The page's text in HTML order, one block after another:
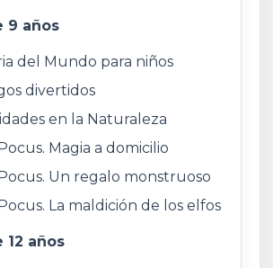
9 años
del Mundo para niños
divertidos
en la Naturaleza
Magia a domicilio
Un regalo monstruoso
La maldición de los elfos
12 años